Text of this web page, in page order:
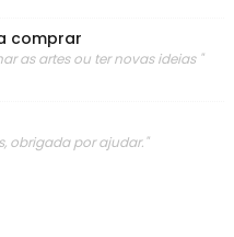
comprar
as artes ou ter novas ideias "
obrigada por ajudar."